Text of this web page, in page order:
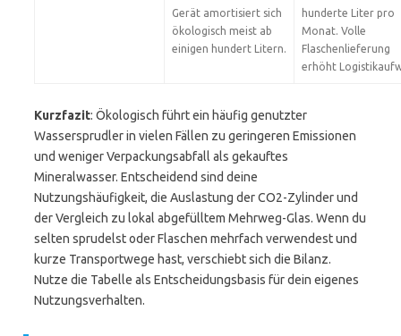
Gerät amortisiert sich
ökologisch meist ab
einigen hundert Litern.
hunderte Liter pro
Monat. Volle
Flaschenlieferung
erhöht
Kurzfazit: Ökologisch führt ein häufig genutzter
Wassersprudler in vielen Fällen zu geringeren Emissionen
und weniger Verpackungsabfall als gekauftes
Mineralwasser. Entscheidend sind deine
Nutzungshäufigkeit, die Auslastung der CO2-Zylinder und
der Vergleich zu lokal abgefülltem Mehrweg-Glas. Wenn du
selten sprudelst oder Flaschen mehrfach verwendest und
kurze Transportwege hast, verschiebt sich die Bilanz.
Nutze die Tabelle als Entscheidungsbasis für dein eigenes
Nutzungsverhalten.